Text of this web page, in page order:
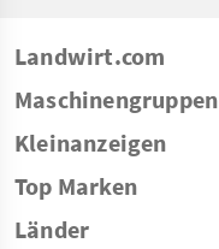
Landwirt.com
Maschinengruppen
Kleinanzeigen
Top Marken
Länder